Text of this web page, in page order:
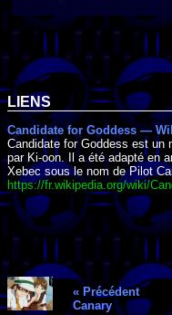
LIENS
Candidate for Goddess —
Candidate for Goddess est un
par Ki-oon. Il a été adapté en
Xebec sous le nom de Pilot
https://fr.wikipedia.org/wiki/
« Précédent
Canary